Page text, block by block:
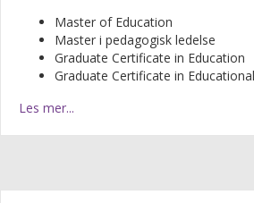
Master of Education
Master i pedagogisk ledelse
Graduate Certificate in Education
Graduate Certificate in
Les mer...